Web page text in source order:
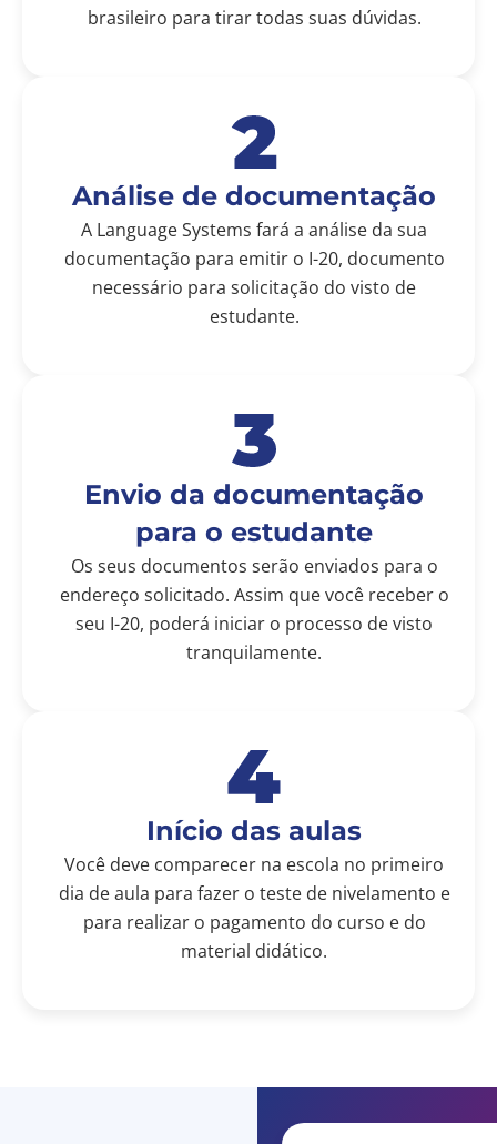
brasileiro para tirar todas suas dúvidas.
Análise de documentação
A Language Systems fará a análise da sua
documentação para emitir o I-20, documento
necessário para solicitação do visto de
estudante.
Envio da documentação
para o estudante
Os seus documentos serão enviados para o
endereço solicitado. Assim que você receber o
seu I-20, poderá iniciar o processo de visto
tranquilamente.
Início das aulas
Você deve comparecer na escola no primeiro
dia de aula para fazer o teste de nivelamento e
para realizar o pagamento do curso e do
material didático.